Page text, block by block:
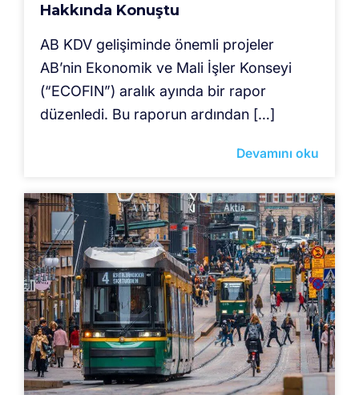
Hakkında Konuştu
AB KDV gelişiminde önemli projeler
AB’nin Ekonomik ve Mali İşler Konseyi
(“ECOFIN”) aralık ayında bir rapor
düzenledi. Bu raporun ardından […]
Devamını oku